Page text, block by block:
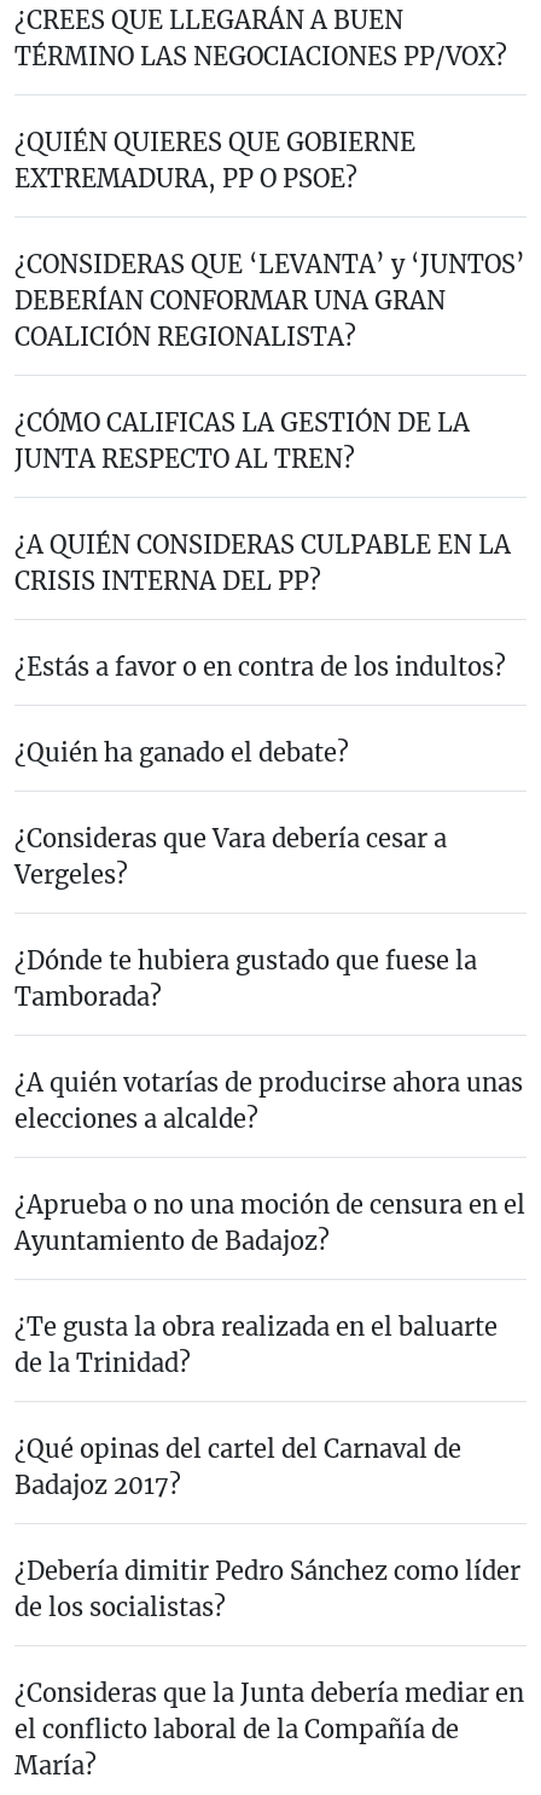
¿CREES QUE LLEGARÁN A BUEN
TÉRMINO LAS NEGOCIACIONES PP/VOX?
¿QUIÉN QUIERES QUE GOBIERNE
EXTREMADURA, PP O PSOE?
¿CONSIDERAS QUE ‘LEVANTA’ y ‘JUNTOS’
DEBERÍAN CONFORMAR UNA GRAN
COALICIÓN REGIONALISTA?
¿CÓMO CALIFICAS LA GESTIÓN DE LA
JUNTA RESPECTO AL TREN?
¿A QUIÉN CONSIDERAS CULPABLE EN LA
CRISIS INTERNA DEL PP?
¿Estás a favor o en contra de los indultos?
¿Quién ha ganado el debate?
¿Consideras que Vara debería cesar a
Vergeles?
¿Dónde te hubiera gustado que fuese la
Tamborada?
¿A quién votarías de producirse ahora unas
elecciones a alcalde?
¿Aprueba o no una moción de censura en el
Ayuntamiento de Badajoz?
¿Te gusta la obra realizada en el baluarte
de la Trinidad?
¿Qué opinas del cartel del Carnaval de
Badajoz 2017?
¿Debería dimitir Pedro Sánchez como líder
de los socialistas?
¿Consideras que la Junta debería mediar en
el conflicto laboral de la Compañía de
María?